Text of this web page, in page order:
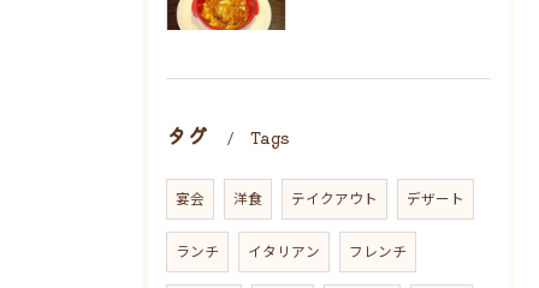
タグ Tags
宴会 洋食 テイクアウト デザート
ランチ イタリアン フレンチ